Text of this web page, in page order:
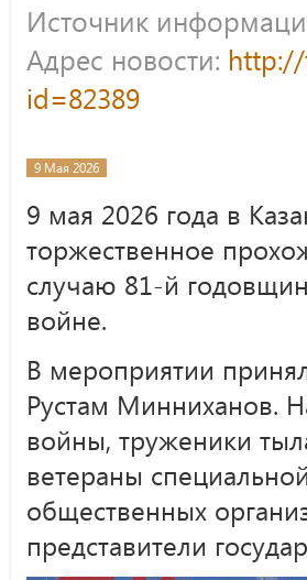
Источник
Адрес новости:
id=82389
9 Мая 2026
9 мая 2026 года в
торжественное
случаю 81-й
войне.
В мероприятии
Рустам Минниханов.
войны, труженики
ветераны
общественных
представители